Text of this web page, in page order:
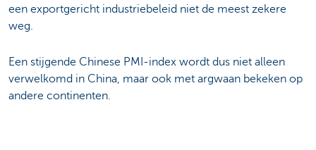
een exportgericht industriebeleid niet de meest zekere
weg.
Een stijgende Chinese PMI-index wordt dus niet alleen
verwelkomd in China, maar ook met argwaan bekeken op
andere continenten.